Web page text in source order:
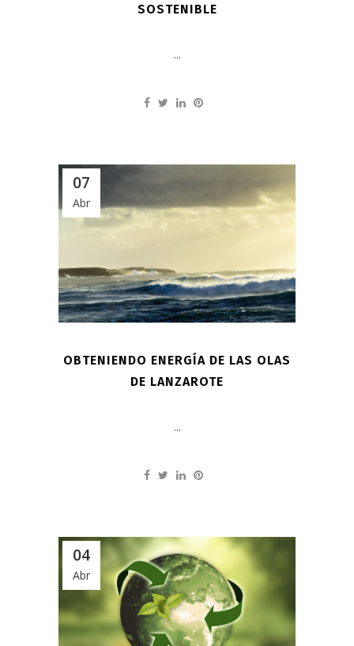
SOSTENIBLE
...
07
Abr
OBTENIENDO ENERGÍA DE LAS OLAS
DE LANZAROTE
...
04
Abr